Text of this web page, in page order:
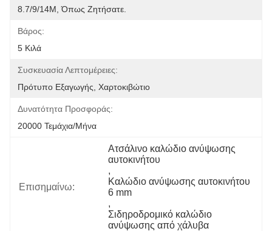
8.7/9/14M, Όπως Ζητήσατε.
Βάρος:
5 Κιλά
Συσκευασία Λεπτομέρειες:
Πρότυπο Εξαγωγής, Χαρτοκιβώτιο
Δυνατότητα Προσφοράς:
20000 Τεμάχια/μήνα
Επισημαίνω:
Ατσάλινο καλώδιο ανύψωσης
αυτοκινήτου
,
Καλώδιο ανύψωσης αυτοκινήτου
6 mm
,
Σιδηροδρομικό καλώδιο
ανύψωσης από χάλυβα